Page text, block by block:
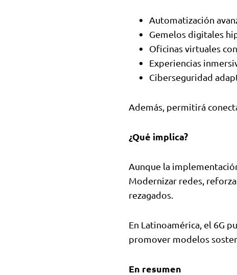
Automatización
Gemelos digitales
Oficinas virtuales
Experiencias
Ciberseguridad
Además, permitirá
¿Qué implica?
Aunque la
Modernizar redes,
rezagados.
En Latinoamérica, el 6G
promover modelos
En resumen